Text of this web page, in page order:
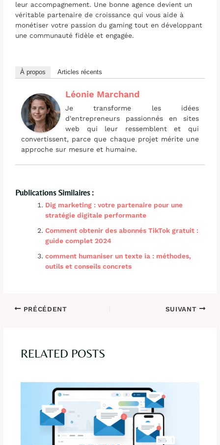
leur accompagnement. Une bonne agence devient un
véritable partenaire de croissance qui vous aide à
monétiser votre passion du gaming tout en développant
une communauté fidèle et engagée.
À propos Articles récents
Léonie Marchand
Je transforme les idées
d'entrepreneurs passionnés en sites
web qui leur ressemblent et qui
convertissent, parce que chaque projet mérite une
approche sur mesure et humaine.
Publications Similaires :
Dig marketing : votre partenaire pour une
stratégie digitale performante
Comment obtenir des abonnés TikTok gratuit :
guide complet 2024
comment humaniser un texte ia : méthodes,
outils et conseils concrets
PRÉCÉDENT SUIVANT
RELATED POSTS